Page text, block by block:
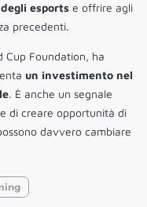
esports e offrire agli
precedenti.
Cup Foundation, ha
un investimento nel
. È anche un segnale
di creare opportunità di
davvero cambiare